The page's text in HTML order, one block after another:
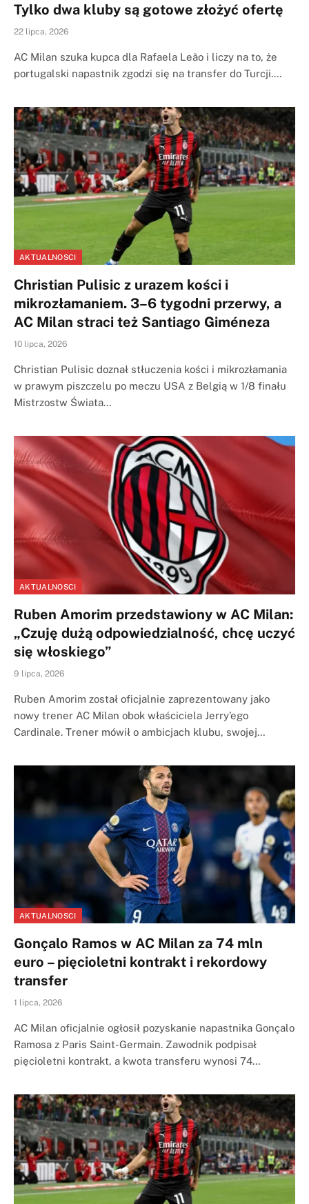
Tylko dwa kluby są gotowe złożyć ofertę
22 lipca, 2026
AC Milan szuka kupca dla Rafaela Leão i liczy na to, że
portugalski napastnik zgodzi się na transfer do Turcji.…
AKTUALNOSCI
Christian Pulisic z urazem kości i
mikrozłamaniem. 3–6 tygodni przerwy, a
AC Milan straci też Santiago Giméneza
10 lipca, 2026
Christian Pulisic doznał stłuczenia kości i mikrozłamania
w prawym piszczelu po meczu USA z Belgią w 1/8 finału
Mistrzostw Świata…
AKTUALNOSCI
Ruben Amorim przedstawiony w AC Milan:
„Czuję dużą odpowiedzialność, chcę uczyć
się włoskiego”
9 lipca, 2026
Ruben Amorim został oficjalnie zaprezentowany jako
nowy trener AC Milan obok właściciela Jerry’ego
Cardinale. Trener mówił o ambicjach klubu, swojej…
AKTUALNOSCI
Gonçalo Ramos w AC Milan za 74 mln
euro – pięcioletni kontrakt i rekordowy
transfer
1 lipca, 2026
AC Milan oficjalnie ogłosił pozyskanie napastnika Gonçalo
Ramosa z Paris Saint-Germain. Zawodnik podpisał
pięcioletni kontrakt, a kwota transferu wynosi 74…